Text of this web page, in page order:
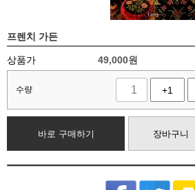
프렌치 가든
상품가 49,000원
수량 +1
바로 구매하기 장바구니